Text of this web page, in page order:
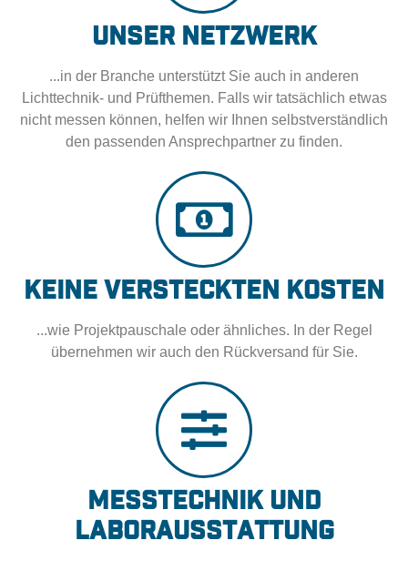
Unser Netzwerk
...in der Branche unterstützt Sie auch in anderen
Lichttechnik- und Prüfthemen. Falls wir tatsächlich etwas
nicht messen können, helfen wir Ihnen selbstverständlich
den passenden Ansprechpartner zu finden.
Keine versteckten Kosten
...wie Projektpauschale oder ähnliches. In der Regel
übernehmen wir auch den Rückversand für Sie.
Messtechnik und
Laborausstattung